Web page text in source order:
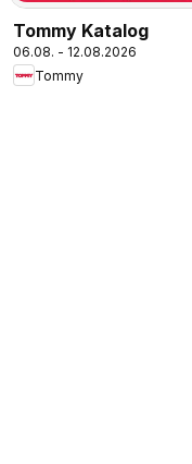
Tommy Katalog
06.08. - 12.08.2026
Tommy